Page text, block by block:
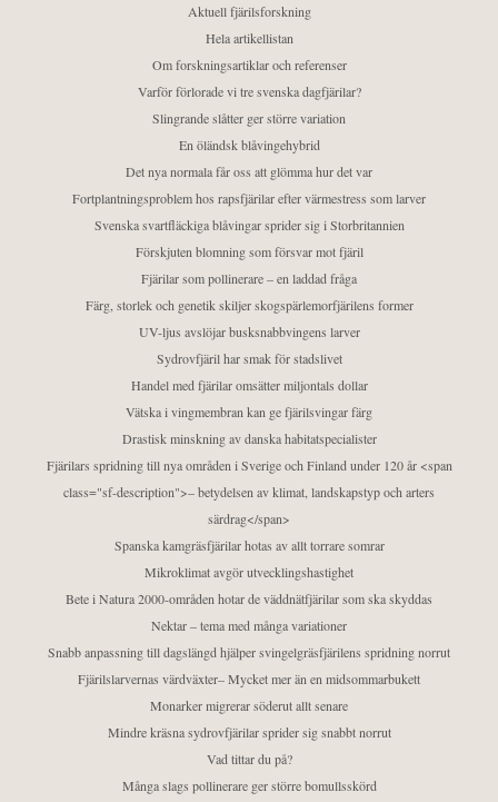
Aktuell fjärilsforskning
Hela artikellistan
Om forskningsartiklar och referenser
Varför förlorade vi tre svenska dagfjärilar?
Slingrande slåtter ger större variation
En öländsk blåvingehybrid
Det nya normala får oss att glömma hur det var
Fortplantningsproblem hos rapsfjärilar efter värmestress som larver
Svenska svartfläckiga blåvingar sprider sig i Storbritannien
Förskjuten blomning som försvar mot fjäril
Fjärilar som pollinerare – en laddad fråga
Färg, storlek och genetik skiljer skogspärlemorfjärilens former
UV-ljus avslöjar busksnabbvingens larver
Sydrovfjäril har smak för stadslivet
Handel med fjärilar omsätter miljontals dollar
Vätska i vingmembran kan ge fjärilsvingar färg
Drastisk minskning av danska habitatspecialister
Fjärilars spridning till nya områden i Sverige och Finland under 120 år <span
class="sf-description">– betydelsen av klimat, landskapstyp och arters
särdrag</span>
Spanska kamgräsfjärilar hotas av allt torrare somrar
Mikroklimat avgör utvecklingshastighet
Bete i Natura 2000-områden hotar de väddnätfjärilar som ska skyddas
Nektar – tema med många variationer
Snabb anpassning till dagslängd hjälper svingelgräsfjärilens spridning norrut
Fjärilslarvernas värdväxter– Mycket mer än en midsommarbukett
Monarker migrerar söderut allt senare
Mindre kräsna sydrovfjärilar sprider sig snabbt norrut
Vad tittar du på?
Många slags pollinerare ger större bomullsskörd